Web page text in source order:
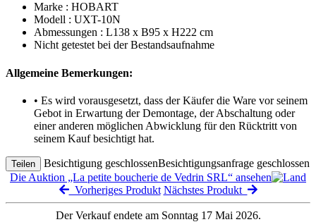
Marke : HOBART
Modell : UXT-10N
Abmessungen : L138 x B95 x H222 cm
Nicht getestet bei der Bestandsaufnahme
Allgemeine Bemerkungen:
• Es wird vorausgesetzt, dass der Käufer die Ware vor seinem
Gebot in Erwartung der Demontage, der Abschaltung oder
einer anderen möglichen Abwicklung für den Rücktritt von
seinem Kauf besichtigt hat.
Teilen Besichtigung geschlossenBesichtigungsanfrage geschlossen
Die Auktion „La petite boucherie de Vedrin SRL“ ansehen
Vorheriges Produkt Nächstes Produkt
Der Verkauf endete am Sonntag 17 Mai 2026.